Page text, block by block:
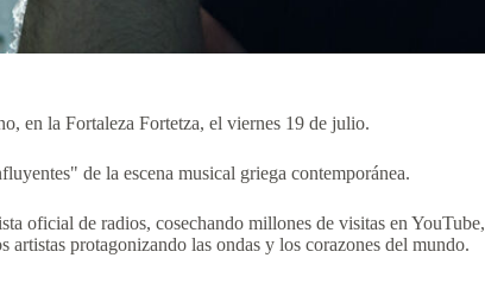
en la Fortaleza Fortetza, el viernes 19 de julio.
de la escena musical griega contemporánea.
oficial de radios, cosechando millones de visitas en YouTube,
artistas protagonizando las ondas y los corazones del mundo.